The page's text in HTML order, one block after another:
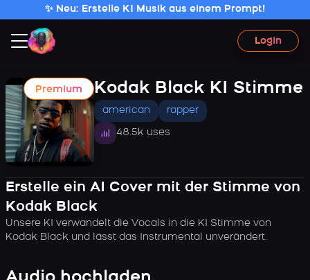
✨ Neu: Erstelle KI Musik aus einem Prompt!
Login
Premium Kodak Black KI Stimme
american rapper
48.5k uses
Erstelle ein AI Cover mit der Stimme von
Kodak Black
Unsere KI verwandelt die Vocals in die KI Stimme von
Kodak Black und lässt das Instrumental unverändert.